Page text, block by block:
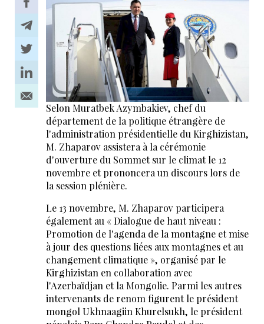
Selon Muratbek Azymbakiev, chef du
département de la politique étrangère de
l'administration présidentielle du Kirghizistan,
M. Zhaparov assistera à la cérémonie
d'ouverture du Sommet sur le climat le 12
novembre et prononcera un discours lors de
la session plénière.
Le 13 novembre, M. Zhaparov participera
également au « Dialogue de haut niveau :
Promotion de l'agenda de la montagne et mise
à jour des questions liées aux montagnes et au
changement climatique », organisé par le
Kirghizistan en collaboration avec
l'Azerbaïdjan et la Mongolie. Parmi les autres
intervenants de renom figurent le président
mongol Ukhnaagiin Khurelsukh, le président